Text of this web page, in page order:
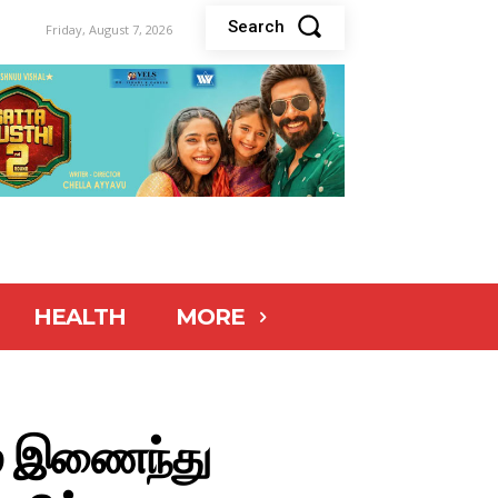
Friday, August 7, 2026 Search
HEALTH MORE
இணைந்து